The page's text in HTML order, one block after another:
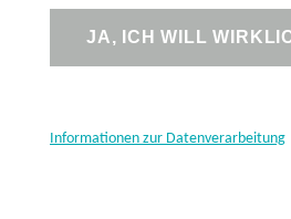
Informationen zur Datenverarbeitung